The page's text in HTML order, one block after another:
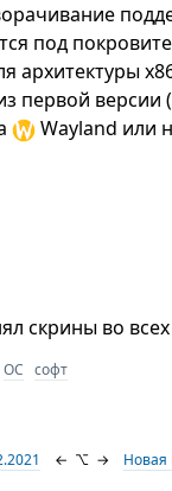
под
архитектуры
первой версии
Wayland или
скрины во
ОС софт
← ⌥ → Новая